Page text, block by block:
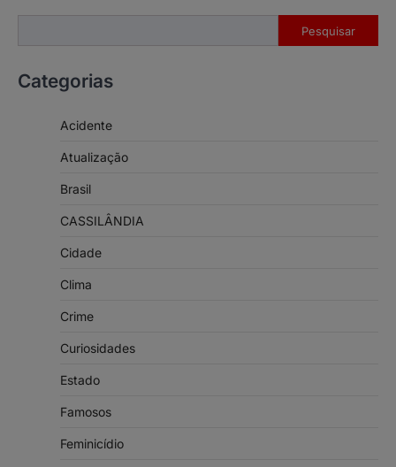
Pesquisar
Categorias
Acidente
Atualização
Brasil
CASSILÂNDIA
Cidade
Clima
Crime
Curiosidades
Estado
Famosos
Feminicídio